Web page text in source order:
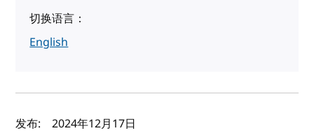
切换语言：
English
作者及发布日期
发布: 2024年12月17日